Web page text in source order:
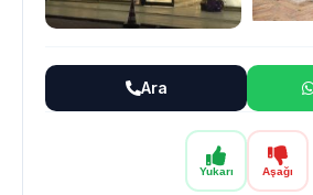
Yukarı Aşağı
Ara